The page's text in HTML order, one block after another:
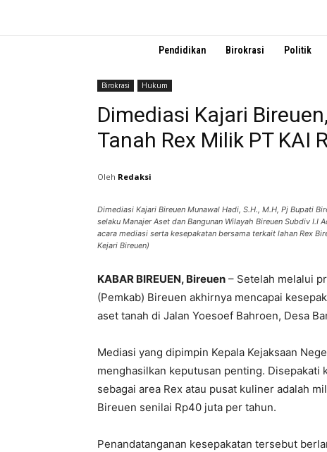
Pendidikan Birokrasi Politik
Birokrasi Hukum
Dimediasi Kajari
Tanah Rex Milik PT KAI
Oleh Redaksi
Dimediasi Kajari Bireuen Munawal Hadi, S.H., M.H, Pj Bupati
selaku Manajer Aset dan Bangunan Wilayah Bireuen Subdiv
acara mediasi serta kesepakatan bersama terkait lahan Rex
Kejari Bireuen)
KABAR BIREUEN, Bireuen – Setelah melalui
(Pemkab) Bireuen akhirnya mencapai
aset tanah di Jalan Yoesoef Bahroen, Desa
Mediasi yang dipimpin Kepala Kejaksaan
menghasilkan keputusan penting. Disepakati
sebagai area Rex atau pusat kuliner adalah
Bireuen senilai Rp40 juta per tahun.
Penandatanganan kesepakatan tersebut